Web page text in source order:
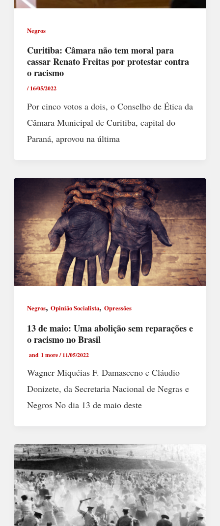
Negros
Curitiba: Câmara não tem moral para
cassar Renato Freitas por protestar contra
o racismo
/16/05/2022
Por cinco votos a dois, o Conselho de Ética da
Câmara Municipal de Curitiba, capital do
Paraná, aprovou na última
Negros, Opinião Socialista, Opressões
13 de maio: Uma abolição sem reparações e
o racismo no Brasil
and 1 more/11/05/2022
Wagner Miquéias F. Damasceno e Cláudio
Donizete, da Secretaria Nacional de Negras e
Negros No dia 13 de maio deste